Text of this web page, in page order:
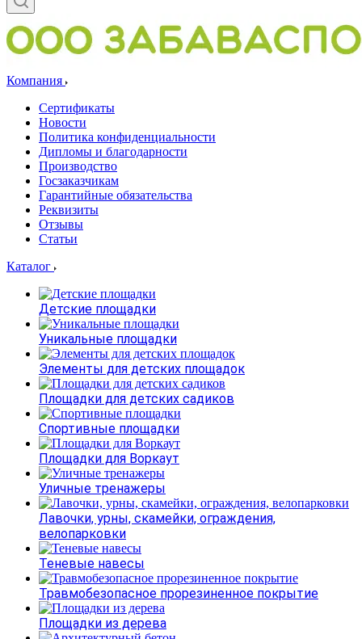
Компания
Сертификаты
Новости
Политика конфиденциальности
Дипломы и благодарности
Производство
Госзаказчикам
Гарантийные обязательства
Реквизиты
Отзывы
Статьи
Каталог
Детские площадки
Уникальные площадки
Элементы для детских площадок
Площадки для детских садиков
Спортивные площадки
Площадки для Воркаут
Уличные тренажеры
Лавочки, урны, скамейки, ограждения,
велопарковки
Теневые навесы
Травмобезопасное прорезиненное покрытие
Площадки из дерева